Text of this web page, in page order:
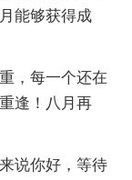
能够获得成
，每一个还在
逢！八月再
说你好，等待